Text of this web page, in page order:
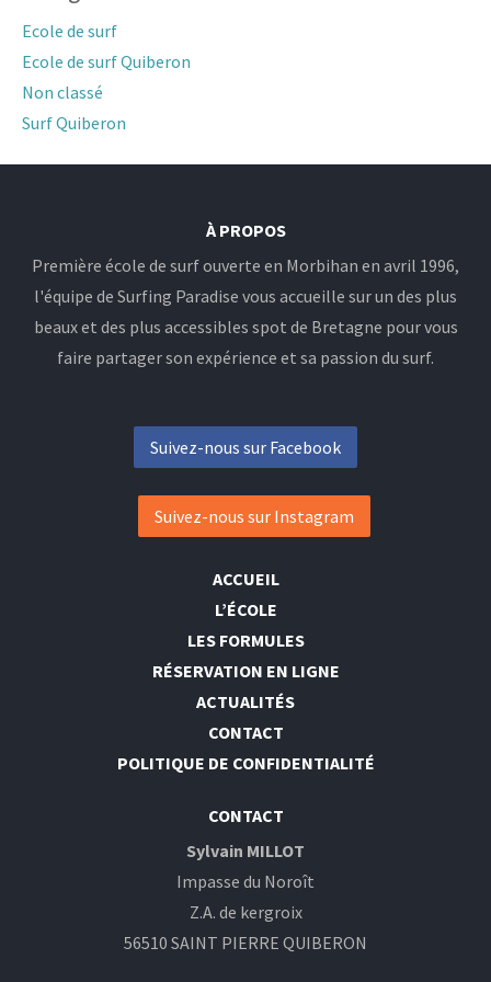
Ecole de surf
Ecole de surf Quiberon
Non classé
Surf Quiberon
À PROPOS
Première école de surf ouverte en Morbihan en avril 1996,
l'équipe de Surfing Paradise vous accueille sur un des plus
beaux et des plus accessibles spot de Bretagne pour vous
faire partager son expérience et sa passion du surf.
Suivez-nous sur Facebook
Suivez-nous sur Instagram
ACCUEIL
L’ÉCOLE
LES FORMULES
RÉSERVATION EN LIGNE
ACTUALITÉS
CONTACT
POLITIQUE DE CONFIDENTIALITÉ
CONTACT
Sylvain MILLOT
Impasse du Noroît
Z.A. de kergroix
56510 SAINT PIERRE QUIBERON